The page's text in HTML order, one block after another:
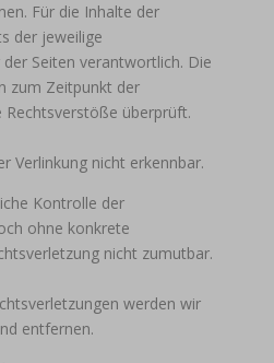
Für die Inhalte der
der jeweilige
Seiten verantwortlich. Die
zum Zeitpunkt der
Rechtsverstöße überprüft.
Verlinkung nicht erkennbar.
Kontrolle der
ohne konkrete
nicht zumutbar.
werden wir
entfernen.